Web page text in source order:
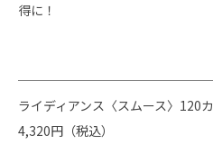
得に！
ライディアンス〈スムース〉120
4,320円（税込）